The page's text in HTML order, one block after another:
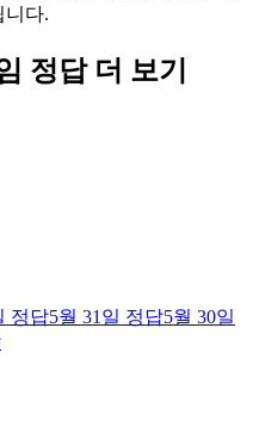
니다.
정답 더 보기
정답5월 31일 정답5월 30일